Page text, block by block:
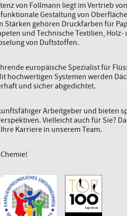
von Follmann liegt im Vertrieb
Gestaltung von
Stärken gehören Druckfarben für
und Technische Textilien,
von Duftstoffen.
europäische Spezialist für
hochwertigen Systemen werden
und sicher abgedichtet.
Arbeitgeber und bieten
Vielleicht auch für Sie?
Karriere in unserem Team.